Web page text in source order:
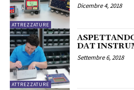
ATTREZZATURE
Dicembre 4, 2018
ATTREZZATURE
DAT
Settembre 6, 2018